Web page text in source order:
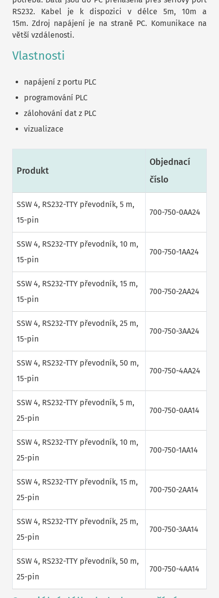
RS232. Kabel je k dispozici v délce 5m, 10m a
15m. Zdroj napájení je na straně PC. Komunikace na
větší vzdálenosti.
Vlastnosti
napájení z portu PLC
programování PLC
zálohování dat z PLC
vizualizace
Produkt
Objednací
číslo
SSW 4, RS232-TTY převodník, 5 m,
15-pin
700-750-0AA24
SSW 4, RS232-TTY převodník, 10 m,
15-pin
700-750-1AA24
SSW 4, RS232-TTY převodník, 15 m,
15-pin
700-750-2AA24
SSW 4, RS232-TTY převodník, 25 m,
15-pin
700-750-3AA24
SSW 4, RS232-TTY převodník, 50 m,
15-pin
700-750-4AA24
SSW 4, RS232-TTY převodník, 5 m,
25-pin
700-750-0AA14
SSW 4, RS232-TTY převodník, 10 m,
25-pin
700-750-1AA14
SSW 4, RS232-TTY převodník, 15 m,
25-pin
700-750-2AA14
SSW 4, RS232-TTY převodník, 25 m,
25-pin
700-750-3AA14
SSW 4, RS232-TTY převodník, 50 m,
25-pin
700-750-4AA14